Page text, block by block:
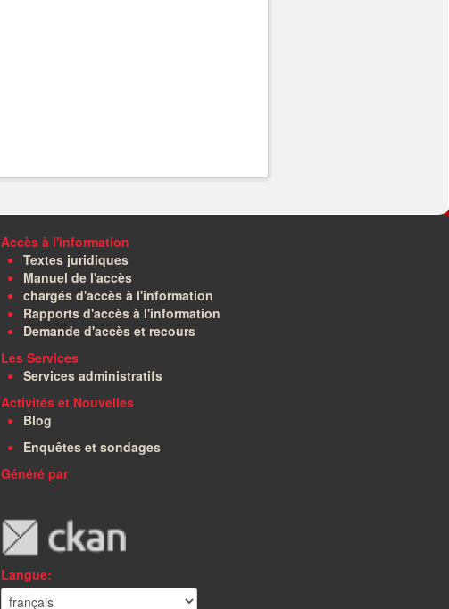
Accès à l'information
Textes juridiques
Manuel de l'accès
chargés d'accès à l'information
Rapports d'accès à l'information
Demande d'accès et recours
Les Services
Services administratifs
Activités et Nouvelles
Blog
Enquêtes et sondages
Généré par
Langue